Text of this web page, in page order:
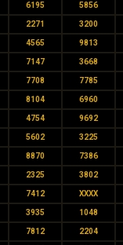
6195 5856
2271 3200
4565 9813
7147 3668
7708 7785
8104 6960
4754 9692
5602 3225
8870 7386
2325 3802
7412 XXXX
3935 1048
7812 2204